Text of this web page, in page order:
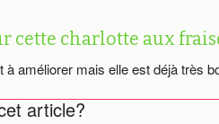
cette charlotte aux
à améliorer mais elle est déjà très
article?